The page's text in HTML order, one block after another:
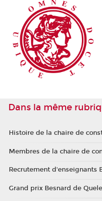
Dans la même
Histoire de la chaire de
Membres de la chaire de
Recrutement d'enseignants
Grand prix Besnard de